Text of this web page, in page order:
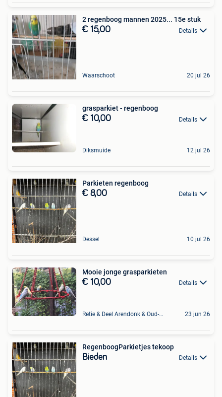
2 regenboog mannen 2025... 15e stuk
€ 15,00 Details
Waarschoot 20 jul 26
grasparkiet - regenboog
€ 10,00 Details
Diksmuide 12 jul 26
Parkieten regenboog
€ 8,00 Details
Dessel 10 jul 26
Mooie jonge grasparkieten
€ 10,00 Details
Retie & Deel Arendonk & Oud-Turnhout 23 jun 26
RegenboogParkietjes tekoop
Bieden Details